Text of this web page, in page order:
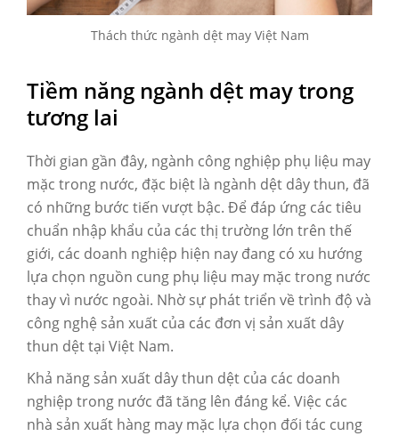
Thách thức ngành dệt may Việt Nam
Tiềm năng ngành dệt may trong
tương lai
Thời gian gần đây, ngành công nghiệp phụ liệu may
mặc trong nước, đặc biệt là ngành dệt dây thun, đã
có những bước tiến vượt bậc. Để đáp ứng các tiêu
chuẩn nhập khẩu của các thị trường lớn trên thế
giới, các doanh nghiệp hiện nay đang có xu hướng
lựa chọn nguồn cung phụ liệu may mặc trong nước
thay vì nước ngoài. Nhờ sự phát triển về trình độ và
công nghệ sản xuất của các đơn vị sản xuất dây
thun dệt tại Việt Nam.
Khả năng sản xuất dây thun dệt của các doanh
nghiệp trong nước đã tăng lên đáng kể. Việc các
nhà sản xuất hàng may mặc lựa chọn đối tác cung